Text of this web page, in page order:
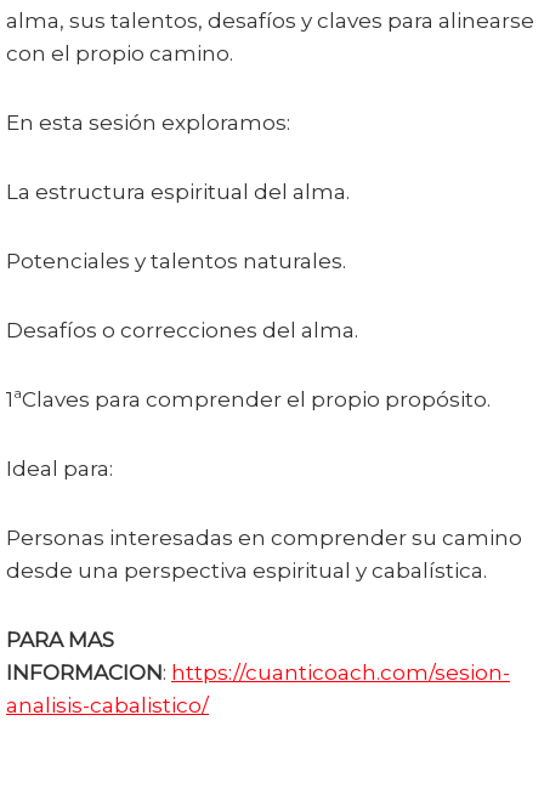
alma, sus talentos, desafíos y claves para alinearse
con el propio camino.
En esta sesión exploramos:
La estructura espiritual del alma.
Potenciales y talentos naturales.
Desafíos o correcciones del alma.
1ªClaves para comprender el propio propósito.
Ideal para:
Personas interesadas en comprender su camino
desde una perspectiva espiritual y cabalística.
PARA MAS
INFORMACION: https://cuanticoach.com/sesion-
analisis-cabalistico/